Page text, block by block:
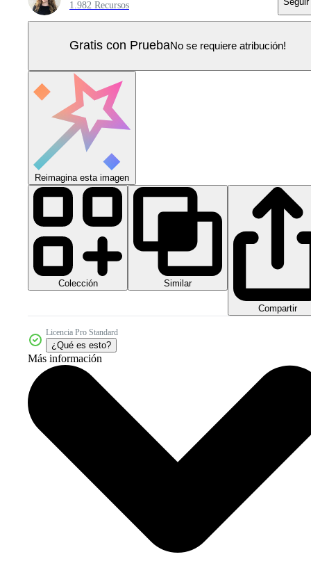
1.982 Recursos
Gratis con PruebaNo se requiere atribución!
Reimagina esta imagen
Colección Similar
Compartir
Licencia Pro Standard
¿Qué es esto?
Más información